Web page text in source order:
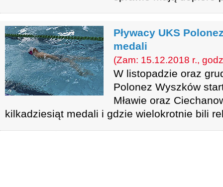
Pływacy UKS
medali
(Zam: 15.12.2018 r.,
W listopadzie oraz
Polonez Wyszków
Mławie oraz
kilkadziesiąt medali i gdzie wielokrotnie bili